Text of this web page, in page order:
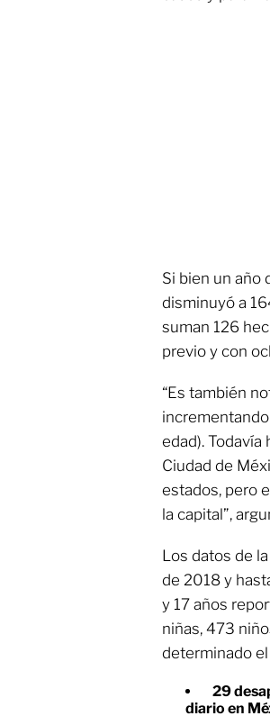
Si bien un año
disminuyó a
suman 126
previo y con
“Es también
edad).
Ciudad de
estados, pero
la capital”,
Los datos de
de 2018 y
y 17 años
niñas, 473
determinado el
29
diario en